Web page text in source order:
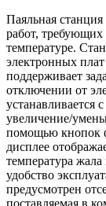
Паяльная
работ,
температуре.
электронных
поддерживает
отключении от
увеличение/
помощью кнопок
дисплее
температура
удобство
предусмотрен
поставляемая в